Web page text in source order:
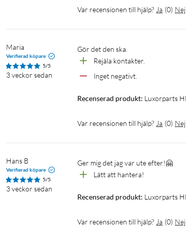
Var recensionen till hjälp? Ja (0) Nej
Maria
Verifierad köpare
5/5
3 veckor sedan
Gör det den ska.
Rejäla kontakter.
Inget negativt.
Recenserad produkt: Luxorparts
Var recensionen till hjälp? Ja (0) Nej
Hans B
Verifierad köpare
5/5
3 veckor sedan
Ger mig det jag var ute efter!🤗
Lätt att hantera!
Recenserad produkt: Luxorparts
Var recensionen till hjälp? Ja (0) Nej